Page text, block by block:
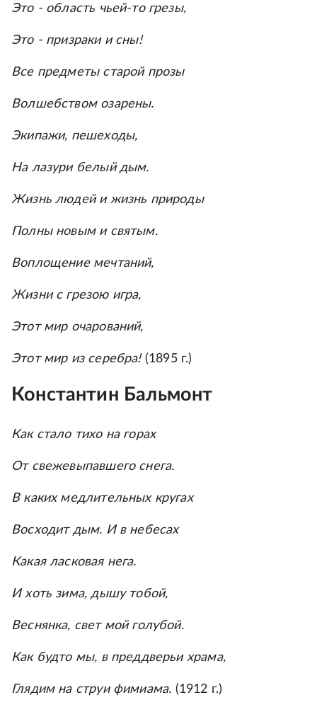
Это - область чьей-то грезы,
Это - призраки и сны!
Все предметы старой прозы
Волшебством озарены.
Экипажи, пешеходы,
На лазури белый дым.
Жизнь людей и жизнь природы
Полны новым и святым.
Воплощение мечтаний,
Жизни с грезою игра,
Этот мир очарований,
Этот мир из серебра! (1895 г.)
Константин Бальмонт
Как стало тихо на горах
От свежевыпавшего снега.
В каких медлительных кругах
Восходит дым. И в небесах
Какая ласковая нега.
И хоть зима, дышу тобой,
Веснянка, свет мой голубой.
Как будто мы, в преддверьи храма,
Глядим на струи фимиама. (1912 г.)